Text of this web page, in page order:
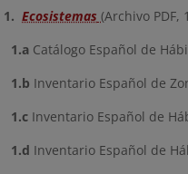
1. Ecosistemas (Archivo PDF,
1.a Catálogo Español de
1.b Inventario Español de
1.c Inventario Español de
1.d Inventario Español de